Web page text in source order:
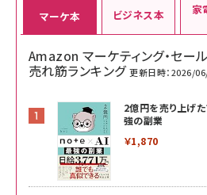
マーケ本
Amazon マーケティング・セー
売れ筋ランキング 更新日時：2026/
2億円を売り上げ
強の副業
￥1,870
ビジネス本 家